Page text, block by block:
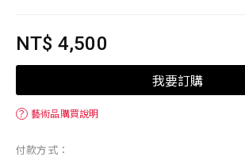
NT$ 4,500
我要訂購
？ 藝術品購買說明
付款方式：